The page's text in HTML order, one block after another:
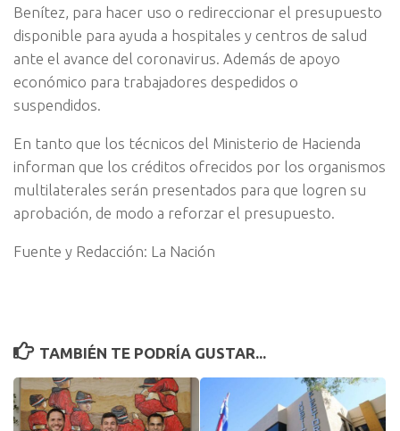
Benítez, para hacer uso o redireccionar el presupuesto
disponible para ayuda a hospitales y centros de salud
ante el avance del coronavirus. Además de apoyo
económico para trabajadores despedidos o
suspendidos.
En tanto que los técnicos del Ministerio de Hacienda
informan que los créditos ofrecidos por los organismos
multilaterales serán presentados para que logren su
aprobación, de modo a reforzar el presupuesto.
Fuente y Redacción: La Nación
TAMBIÉN TE PODRÍA GUSTAR...